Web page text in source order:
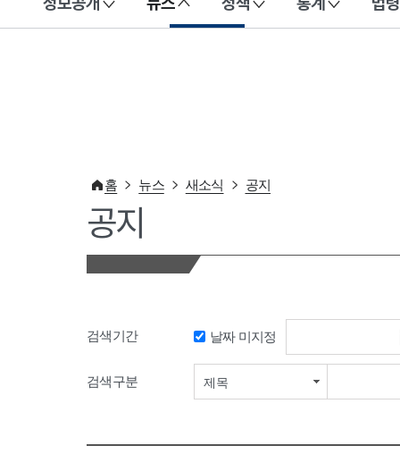
이 누리집은 대한민국 공식 전자정부 누리집입니다.
홈 뉴스 새소식 공지
공지
검색기간 날짜 미지정
검색구분 제목